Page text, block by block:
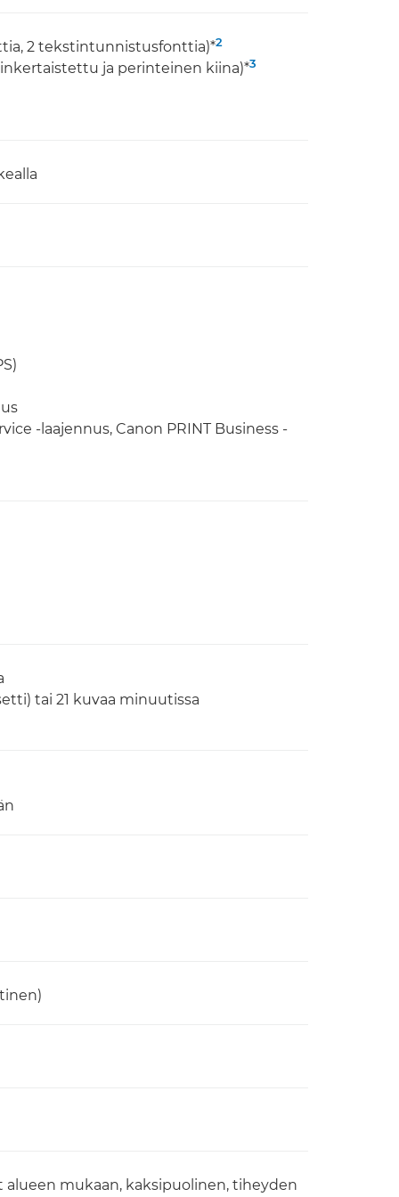
2 tekstintunnistusfonttia)*2
ja perinteinen kiina)*3
-laajennus, Canon PRINT Business -
tai 21 kuvaa minuutissa
mukaan, kaksipuolinen, tiheyden